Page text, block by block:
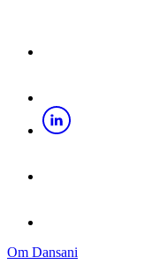
Om Dansani